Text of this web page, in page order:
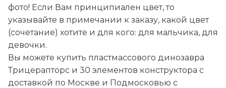
фото! Если Вам принципиален цвет, то
указывайте в примечании к заказу, какой цвет
(сочетание) хотите и для кого: для мальчика, для
девочки.
Вы можете купить пластмассового динозавра
Трицерапторс и 30 элементов конструктора с
доставкой по Москве и Подмосковью с